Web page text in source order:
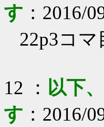
す ： 2016/
22p3コ
12 ： 以下
す ： 2016/